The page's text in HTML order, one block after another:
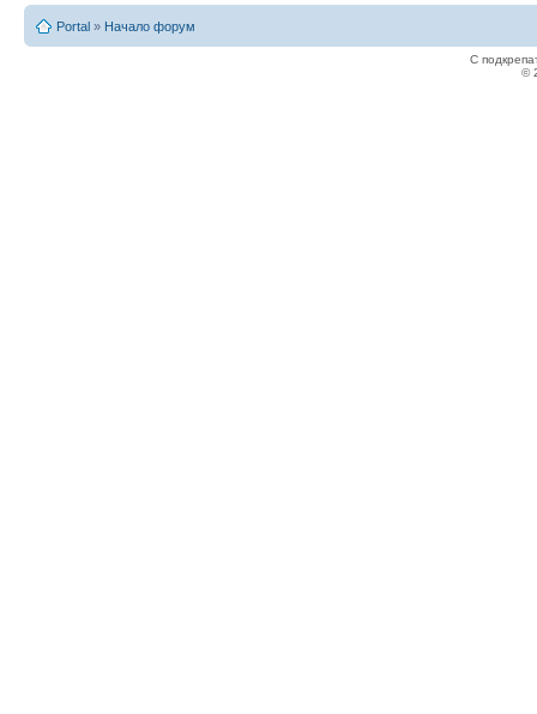
Portal » Начало форум
С
©